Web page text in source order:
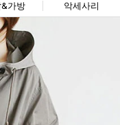
가방 악세사리